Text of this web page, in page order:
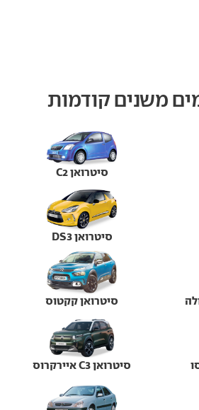
משנים קודמות
סיטרואן C2
סיטרואן DS3
סיטרואן קקטוס
סיטרואן C3 איירקרוס